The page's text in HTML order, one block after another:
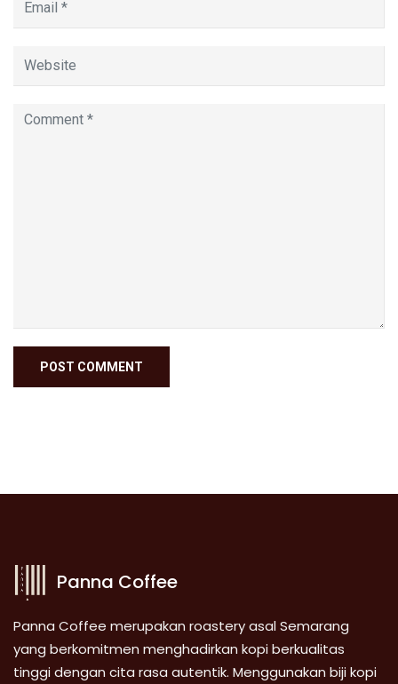
Panna Coffee
Panna Coffee merupakan roastery asal Semarang
yang berkomitmen menghadirkan kopi berkualitas
tinggi dengan cita rasa autentik. Menggunakan biji kopi